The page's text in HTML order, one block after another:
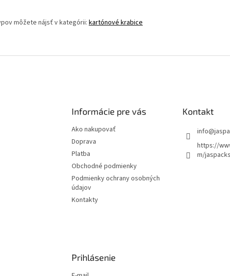
môžete nájsť v kategórii:kartónové krabice
Informácie pre vás
Ako nakupovať
Doprava
Platba
Obchodné podmienky
Podmienky ochrany osobných
údajov
Kontakty
Kontakt
info@
https://
m/
Prihlásenie